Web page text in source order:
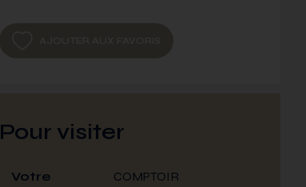
Pour visiter
Votre
COMPTOIR